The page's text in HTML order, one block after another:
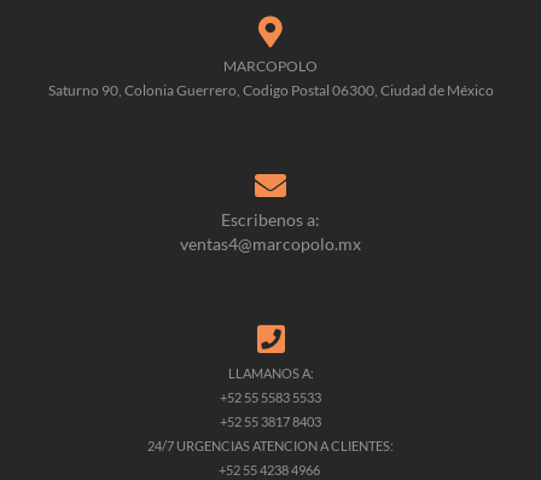
MARCOPOLO
Saturno 90, Colonia Guerrero, Codigo Postal 06300, Ciudad de México
Escribenos a:
ventas4@marcopolo.mx
LLAMANOS A:
+52 55 5583 5533
+52 55 3817 8403
24/7 URGENCIAS ATENCION A CLIENTES:
+52 55 4238 4966